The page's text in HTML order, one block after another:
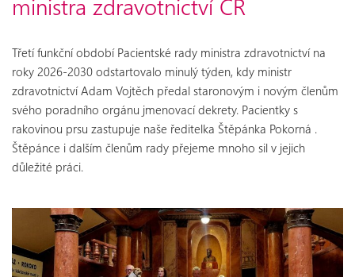
ministra zdravotnictví ČR
Třetí funkční období Pacientské rady ministra zdravotnictví na
roky 2026-2030 odstartovalo minulý týden, kdy ministr
zdravotnictví Adam Vojtěch předal staronovým i novým členům
svého poradního orgánu jmenovací dekrety. Pacientky s
rakovinou prsu zastupuje naše ředitelka Štěpánka Pokorná .
Štěpánce i dalším členům rady přejeme mnoho sil v jejich
důležité práci.